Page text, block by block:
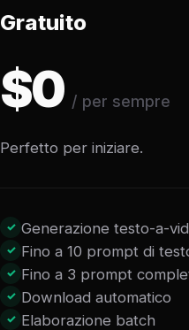
Gratuito
$0 / per sempre
Perfetto per iniziare.
Generazione testo-a-
Fino a 10 prompt di
Fino a 3 prompt
Download automatico
Elaborazione batch